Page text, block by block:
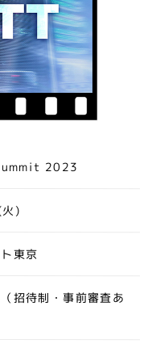
ティング調査レポー
イブ配信合わせて1
々な業界から集う総
)に登壇
2023
)
東京
招待制・事前審査あ